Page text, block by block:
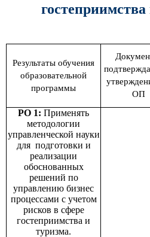
Результаты обучения
образовательной
программы
ОП
РО 1: Применять
методологии
управленческой науки
для подготовки и
реализации
обоснованных
решений по
управлению бизнес
процессами с учетом
рисков в сфере
гостеприимства и
туризма.